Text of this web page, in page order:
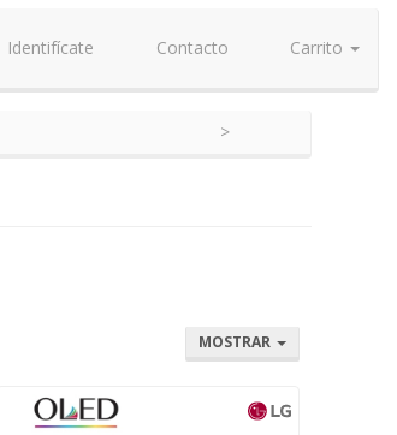
Identifícate Contacto Carrito
MOSTRAR